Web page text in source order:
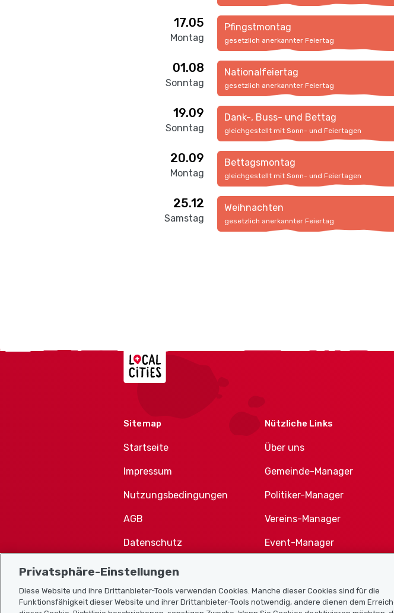
17.05
Montag
Pfingstmontag
gesetzlich anerkannter Feiertag
01.08
Sonntag
Nationalfeiertag
gesetzlich anerkannter Feiertag
19.09
Sonntag
Dank-, Buss- und Bettag
gleichgestellt mit Sonn- und Feiertagen
20.09
Montag
Bettagsmontag
gleichgestellt mit Sonn- und Feiertagen
25.12
Samstag
Weihnachten
gesetzlich anerkannter Feiertag
Localcities
Sitemap
Startseite
Impressum
Nutzungsbedingungen
AGB
Datenschutz
Cookie-Richtlinie
Nützliche Links
Über uns
Gemeinde-Manager
Politiker-Manager
Vereins-Manager
Event-Manager
Vereine-Produktportfolio
Privatsphäre-Einstellungen
Diese Website und ihre Drittanbieter-Tools verwenden Cookies. Manche dieser Cookies sind für die
Funktionsfähigkeit dieser Website und ihrer Drittanbieter-Tools notwendig, andere dienen dem